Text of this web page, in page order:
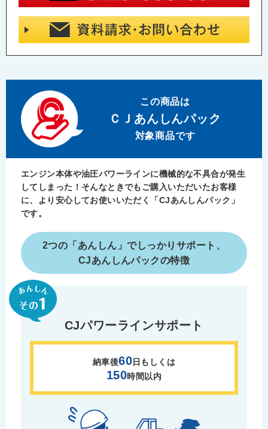
この商品は
ＣＪ あんしんパック
対象商品です
エンジン本体や油圧パワーラインに機械的な不具合が発生
してしまった！ そんなときでもご購入いただいたお客様
に、より安心してお使いいただく
「CJあんしんパック」
です。
2つの「あんしん」でしっかりサポート、
CJあんしんパックの特徴
CJパワーラインサポート
納車後60日もしくは
150時間以内